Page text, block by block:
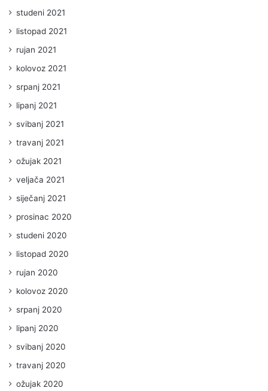
studeni 2021
listopad 2021
rujan 2021
kolovoz 2021
srpanj 2021
lipanj 2021
svibanj 2021
travanj 2021
ožujak 2021
veljača 2021
siječanj 2021
prosinac 2020
studeni 2020
listopad 2020
rujan 2020
kolovoz 2020
srpanj 2020
lipanj 2020
svibanj 2020
travanj 2020
ožujak 2020